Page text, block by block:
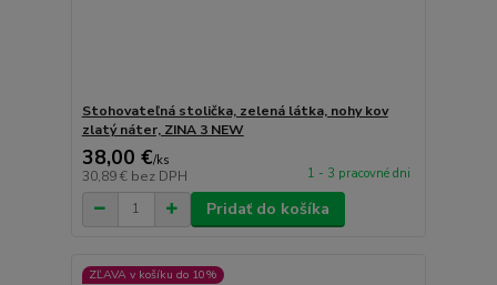
Stohovateľná stolička, zelená látka, nohy kov
zlatý náter, ZINA 3 NEW
38,00 €/ks
30,89 € bez DPH 1 - 3 pracovné dni
Pridať do košíka
ZĽAVA v košíku do 10%